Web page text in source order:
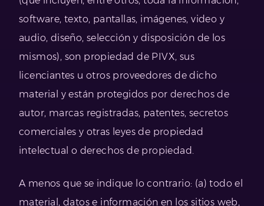
software, texto, pantallas, imágenes, video y
audio, diseño, selección y disposición de los
mismos), son propiedad de PIVX, sus
licenciantes u otros proveedores de dicho
material y están protegidos por derechos de
autor, marcas registradas, patentes, secretos
comerciales y otras leyes de propiedad
intelectual o derechos de propiedad.
A menos que se indique lo contrario: (a) todo el
material, datos e información en los sitios web,